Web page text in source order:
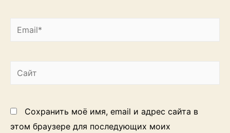
Email*
Сайт
Сохранить моё имя, email и адрес сайта в
этом браузере для последующих моих